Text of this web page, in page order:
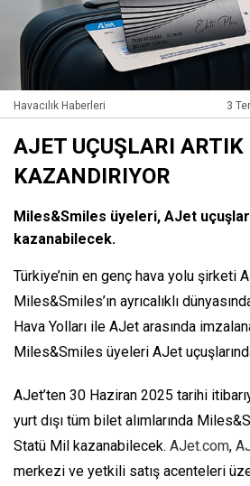
Havacılık Haberleri 3
AJET UÇUŞLARI
KAZANDIRIYOR
Miles&Smiles üyeleri, AJet
kazanabilecek.
Türkiye’nin en genç hava yolu şirketi
Miles&Smiles’ın ayrıcalıklı
Hava Yolları ile AJet arasında
Miles&Smiles üyeleri AJet
AJet’ten 30 Haziran 2025 tarihi
yurt dışı tüm bilet alımlarında
Statü Mil kazanabilecek. AJet.com,
merkezi ve yetkili satış acenteleri